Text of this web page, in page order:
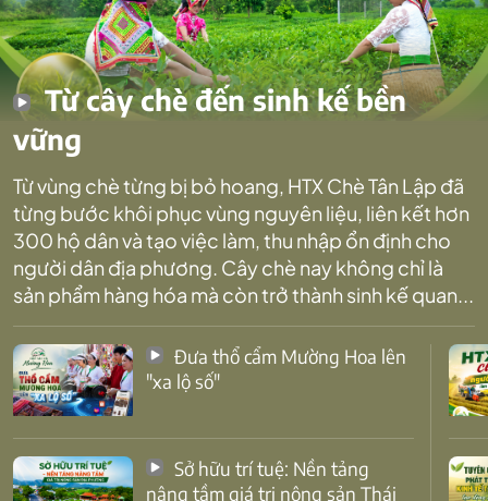
Từ cây chè đến sinh kế bền
vững
Từ vùng chè từng bị bỏ hoang, HTX Chè Tân Lập đã
từng bước khôi phục vùng nguyên liệu, liên kết hơn
300 hộ dân và tạo việc làm, thu nhập ổn định cho
người dân địa phương. Cây chè nay không chỉ là
sản phẩm hàng hóa mà còn trở thành sinh kế quan...
"xa lộ số"
nâng tầm giá trị nông sản Thái